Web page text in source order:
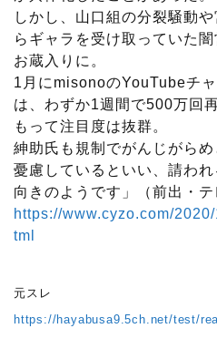
しかし、山口組の分裂騒動
らギャラを受け取っていた
お蔵入りに。
1月にmisonoのYouTubeチ
は、わずか1週間で500万回
もって注目度は抜群。
紳助氏も規制でがんじがら
憂慮しているといい、請わ
向きのようです」（前出・テ
https://www.cyzo.com/
tml
元スレ
https://hayabusa9.5ch.net/test/